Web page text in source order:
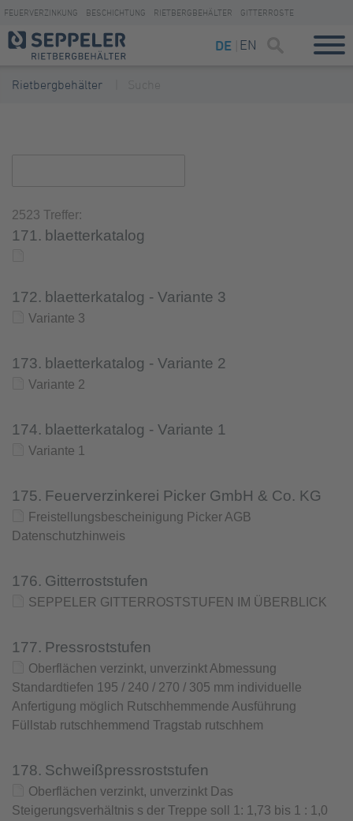
FEUERVERZINKUNG BESCHICHTUNG RIETBERGBEHÄLTER GITTERROSTE
DE EN
Rietbergbehälter
2523 Treffer:
171. blaetterkatalog
172. blaetterkatalog - Variante 3
Variante 3
173. blaetterkatalog - Variante 2
Variante 2
174. blaetterkatalog - Variante 1
Variante 1
175. Feuerverzinkerei Picker GmbH & Co. KG
Freistellungsbescheinigung Picker AGB
Datenschutzhinweis
176. Gitterroststufen
SEPPELER GITTERROSTSTUFEN IM ÜBERBLICK
177. Pressroststufen
Oberflächen verzinkt, unverzinkt Abmessung
Standardtiefen 195 / 240 / 270 / 305 mm individuelle
Anfertigung möglich Rutschhemmende Ausführung
Füllstab rutschhemmend Tragstab rutschhem
178. Schweißpressroststufen
Oberflächen verzinkt, unverzinkt Das
Steigerungsverhältnis s der Treppe soll 1: 1,73 bis 1 : 1,0